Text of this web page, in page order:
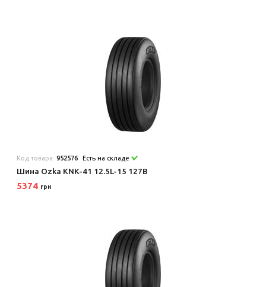
Код товара:952576 Есть на складе
Шина Ozka KNK-41 12.5L-15 127B
5374 грн